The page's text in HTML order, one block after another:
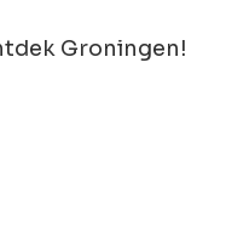
Groningen!